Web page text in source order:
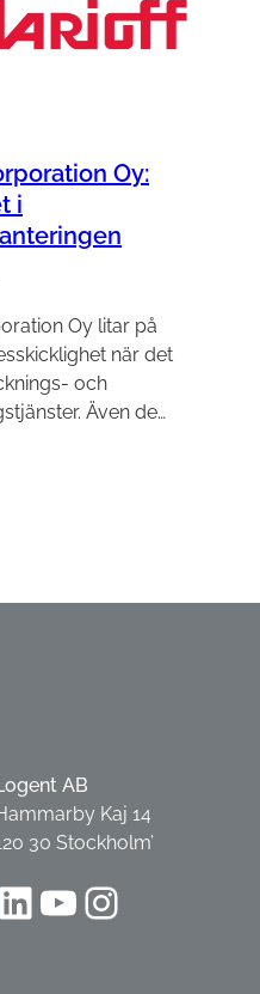
Oy:
i
Oy litar på
när det
och
Även de…
AB
Kaj 14
30 Stockholm’
LinkedIn YouTube Instagram